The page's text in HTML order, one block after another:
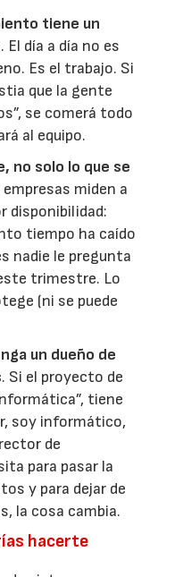
tiene un
. El día a día no es
Es el trabajo. Si
que la gente
se comerá todo
al equipo.
no solo lo que se
miden a
disponibilidad:
tiempo ha caído
nadie le pregunta
trimestre. Lo
(ni se puede
un dueño de
. Si el proyecto de
tiene
soy informático,
de
para pasar la
y para dejar de
la cosa cambia.
hacerte